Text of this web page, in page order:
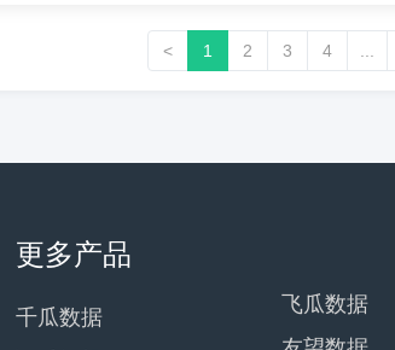
< 1 2 3 4
更多产品
千瓜数据
飞瓜数据